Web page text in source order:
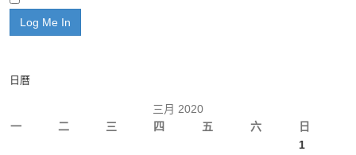
日曆
三月 2020
一
二 三 四 五 六 日
1